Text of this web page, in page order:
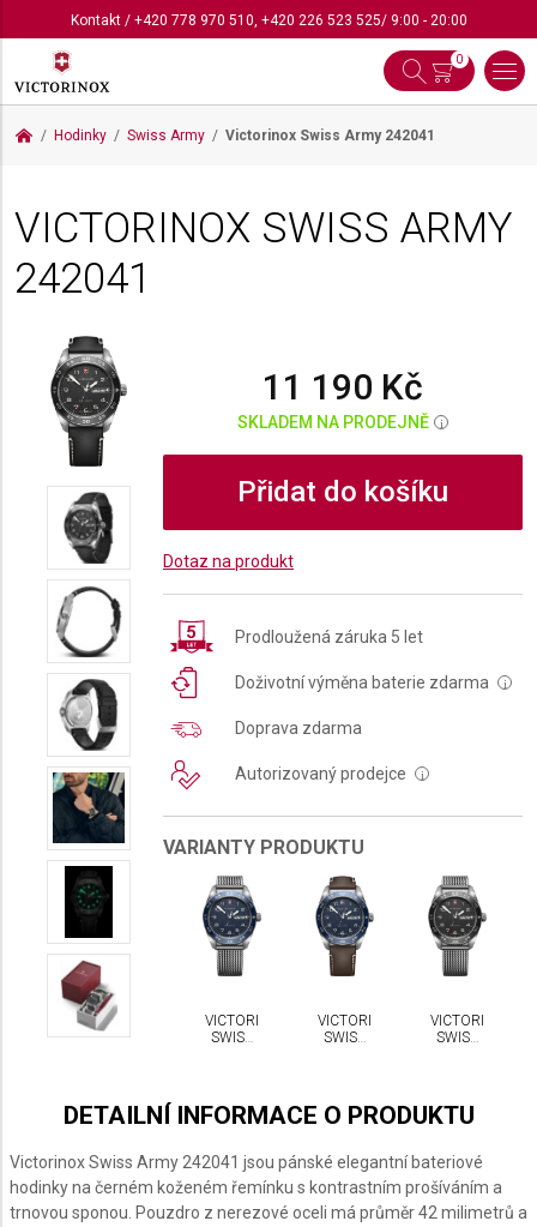
Kontakt/ +420 778 970 510, +420 226 523 525/ 9:00 - 20:00
0
Hodinky Swiss Army Victorinox Swiss Army 242041
VICTORINOX SWISS ARMY
242041
11 190 Kč
SKLADEM NA PRODEJNĚ i
Přidat do košíku
Dotaz na produkt
Prodloužená záruka 5 let
Doživotní výměna baterie zdarma i
Doprava zdarma
Autorizovaný prodejce i
VARIANTY PRODUKTU
VICTORINOX
SWISS
VICTORINOX
SWISS
VICTORINOX
SWISS
DETAILNÍ INFORMACE O PRODUKTU
Victorinox Swiss Army 242041 jsou pánské elegantní bateriové
hodinky na černém koženém řemínku s kontrastním prošíváním a
trnovou sponou. Pouzdro z nerezové oceli má průměr 42 milimetrů a